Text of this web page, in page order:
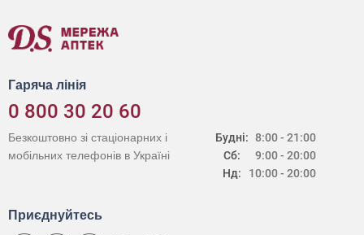
Гаряча лінія
0 800 30 20 60
Будні:
Сб:
Нд:
8:00 - 21:00
9:00 - 20:00
10:00 - 20:00
Безкоштовно зі стаціонарних і
мобільних телефонів в Україні
Приєднуйтесь